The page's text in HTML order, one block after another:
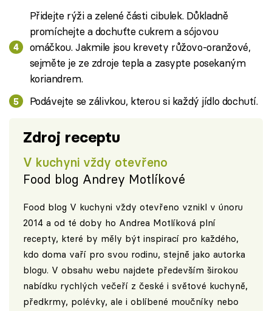
Přidejte rýži a zelené části cibulek. Důkladně
promíchejte a dochuťte cukrem a sójovou
omáčkou. Jakmile jsou krevety růžovo-oranžové,
sejměte je ze zdroje tepla a zasypte posekaným
koriandrem.
Podávejte se zálivkou, kterou si každý jídlo dochutí.
Zdroj receptu
V kuchyni vždy otevřeno
Food blog Andrey Motlíkové
Food blog V kuchyni vždy otevřeno vznikl v únoru
2014 a od té doby ho Andrea Motlíková plní
recepty, které by měly být inspirací pro každého,
kdo doma vaří pro svou rodinu, stejně jako autorka
blogu. V obsahu webu najdete především širokou
nabídku rychlých večeří z české i světové kuchyně,
předkrmy, polévky, ale i oblíbené moučníky nebo